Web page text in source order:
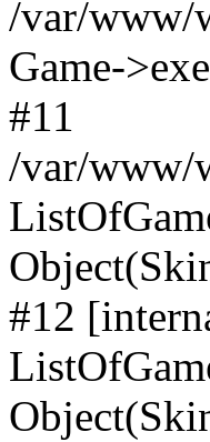
/var/www/
Game-
#11
/var/www/
#12